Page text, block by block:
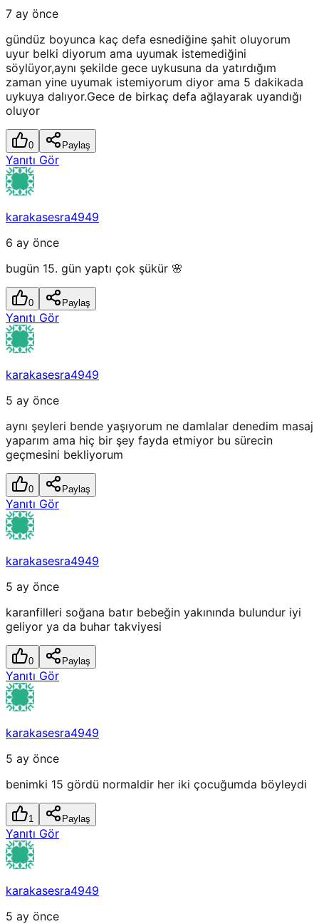
7 ay önce
gündüz boyunca kaç defa esnediğine şahit oluyorum
uyur belki diyorum ama uyumak istemediğini
söylüyor,aynı şekilde gece uykusuna da yatırdığım
zaman yine uyumak istemiyorum diyor ama 5 dakikada
uykuya dalıyor.Gece de birkaç defa ağlayarak uyandığı
oluyor
0 Paylaş
Yanıtı Gör
karakasesra4949
6 ay önce
bugün 15. gün yaptı çok şükür 🌸
0 Paylaş
Yanıtı Gör
karakasesra4949
5 ay önce
aynı şeyleri bende yaşıyorum ne damlalar denedim masaj
yaparım ama hiç bir şey fayda etmiyor bu sürecin
geçmesini bekliyorum
0 Paylaş
Yanıtı Gör
karakasesra4949
5 ay önce
karanfilleri soğana batır bebeğin yakınında bulundur iyi
geliyor ya da buhar takviyesi
0 Paylaş
Yanıtı Gör
karakasesra4949
5 ay önce
benimki 15 gördü normaldir her iki çocuğumda böyleydi
1 Paylaş
Yanıtı Gör
karakasesra4949
5 ay önce